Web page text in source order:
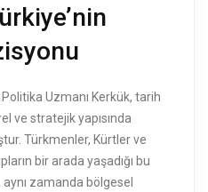
Uzmanı Kerkük, tarih
ve stratejik yapısında
Türkmenler, Kürtler ve
bir arada yaşadığı bu
aynı zamanda bölgesel